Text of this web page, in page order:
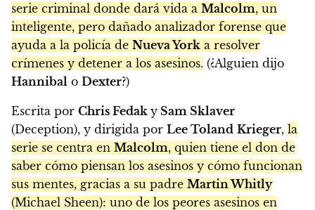
serie criminal donde dará vida a Malcolm, un
inteligente, pero dañado analizador forense que
ayuda a la policía de Nueva York a resolver
crímenes y detener a los asesinos. (¿Alguien dijo
Hannibal o Dexter?)
Escrita por Chris Fedak y Sam Sklaver
(Deception), y dirigida por Lee Toland Krieger, la
serie se centra en Malcolm, quien tiene el don de
saber cómo piensan los asesinos y cómo funcionan
sus mentes, gracias a su padre Martin Whitly
(Michael Sheen): uno de los peores asesinos en